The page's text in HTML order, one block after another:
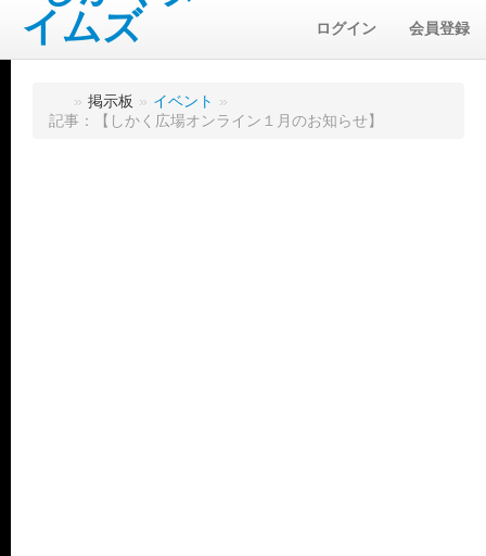
ログイン 会員登録
» 掲示板 » イベント »
記事：【しかく広場オンライン１月のお知らせ】